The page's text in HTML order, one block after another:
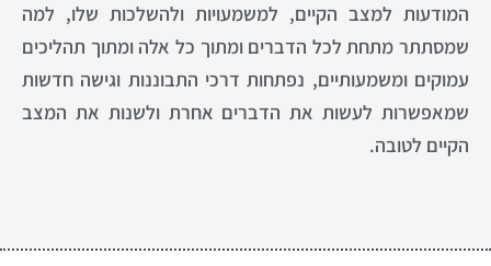
המודעות למצב הקיים, למשמעויות ולהשלכות שלו, למה
שמסתתר מתחת לכל הדברים ומתוך כל אלה ומתוך תהליכים
עמוקים ומשמעותיים, נפתחות דרכי התבוננות וגישה חדשות
שמאפשרות לעשות את הדברים אחרת ולשנות את המצב
הקיים לטובה.